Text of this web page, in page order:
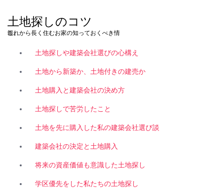
土地探しのコツ
これから長く住むお家の知っておくべき情報。
土地探しや建築会社選びの心構え
土地から新築か、土地付きの建売か
土地購入と建築会社の決め方
土地探しで苦労したこと
土地を先に購入した私の建築会社選び談
建築会社の決定と土地購入
将来の資産価値も意識した土地探し
学区優先をした私たちの土地探し